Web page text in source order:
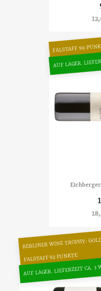
Eichberger
FALSTAFF 90
AUF LAGER.
BERLINER WINE TROPHY:
FALSTAFF 92 PUNKTE
AUF LAGER. LIEFERZEIT CA. 3